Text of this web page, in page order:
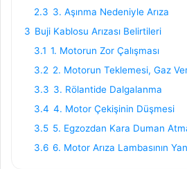
2.3 3. Aşınma Nedeniyle Arıza
3 Buji Kablosu Arızası Belirtileri
3.1 1. Motorun Zor Çalışması
3.2 2. Motorun Teklemesi, Gaz
3.3 3. Rölantide Dalgalanma
3.4 4. Motor Çekişinin Düşmesi
3.5 5. Egzozdan Kara Duman
3.6 6. Motor Arıza Lambasının